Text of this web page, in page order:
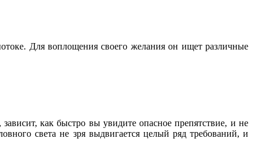
Для воплощения своего желания он ищет различные
как быстро вы увидите опасное препятствие, и не
света не зря выдвигается целый ряд требований, и